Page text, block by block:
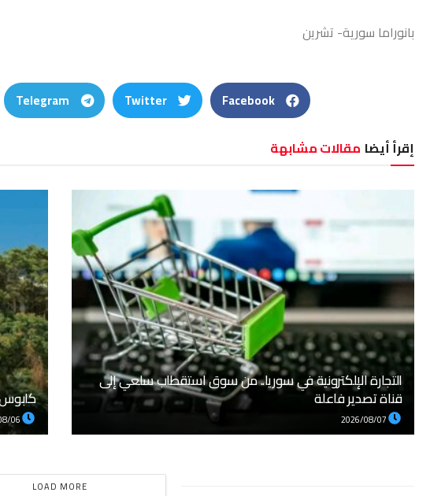
بانوراما سورية- تشرين
Facebook
Twitter
Telegram
إقرأ أيضا مقالات مشابهة
التجارة الإلكترونية في سوريا.. من سوق استقطاب سلعي إلى
قناة تصدير فاعلة كابوس
LOAD MORE